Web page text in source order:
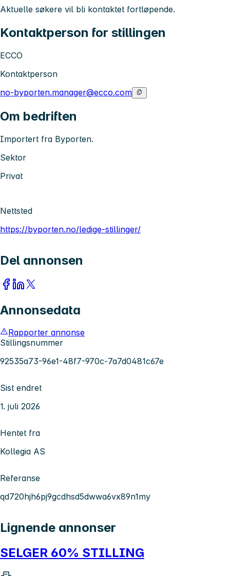
Aktuelle søkere vil bli kontaktet fortløpende.
Kontaktperson for stillingen
ECCO
Kontaktperson
no-byporten.manager@ecco.com
Om bedriften
Importert fra Byporten.
Sektor
Privat
Nettsted
https://byporten.no/ledige-stillinger/
Del annonsen
Annonsedata
Rapporter annonse
Stillingsnummer
92535a73-96e1-48f7-970c-7a7d0481c67e
Sist endret
1. juli 2026
Hentet fra
Kollegia AS
Referanse
qd720hjh6pj9gcdhsd5dwwa6vx89n1my
Lignende annonser
SELGER 60% STILLING